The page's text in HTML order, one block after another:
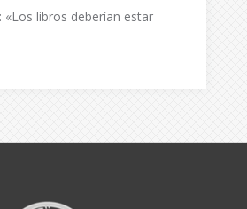
libros deberían estar